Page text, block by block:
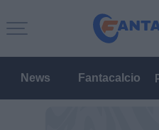
News Fantacalcio